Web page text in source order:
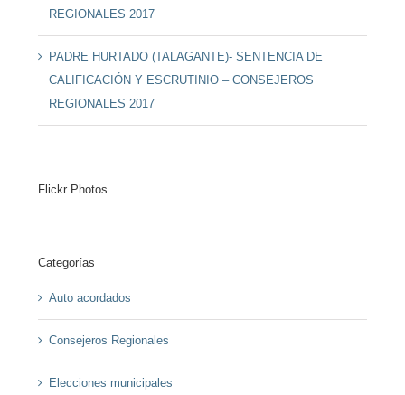
REGIONALES 2017
PADRE HURTADO (TALAGANTE)- SENTENCIA DE
CALIFICACIÓN Y ESCRUTINIO – CONSEJEROS
REGIONALES 2017
Flickr Photos
Categorías
Auto acordados
Consejeros Regionales
Elecciones municipales